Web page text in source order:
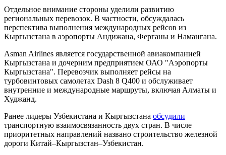
Отдельное внимание стороны уделили развитию
региональных перевозок. В частности, обсуждалась
перспектива выполнения международных рейсов из
Кыргызстана в аэропорты Андижана, Ферганы и Намангана.
Asman Airlines является государственной авиакомпанией
Кыргызстана и дочерним предприятием ОАО "Аэропорты
Кыргызстана". Перевозчик выполняет рейсы на
турбовинтовых самолетах Dash 8 Q400 и обслуживает
внутренние и международные маршруты, включая Алматы и
Худжанд.
Ранее лидеры Узбекистана и Кыргызстана обсудили
транспортную взаимосвязанность двух стран. В числе
приоритетных направлений названо строительство железной
дороги Китай–Кыргызстан–Узбекистан.